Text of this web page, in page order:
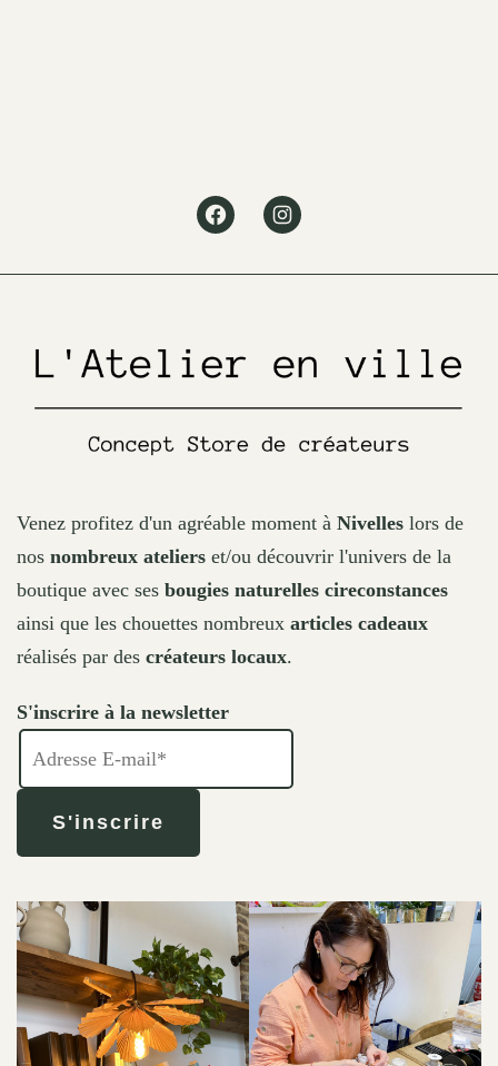
product
page
FacebookInstagram
Venez profitez d'un agréable moment à Nivelles lors de
nos nombreux ateliers et/ou découvrir l'univers de la
boutique avec ses bougies naturelles cireconstances
ainsi que les chouettes nombreux articles cadeaux
réalisés par des créateurs locaux.
S'inscrire à la newsletter